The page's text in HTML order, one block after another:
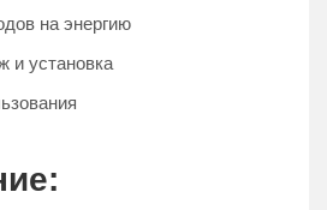
на энергию
и установка